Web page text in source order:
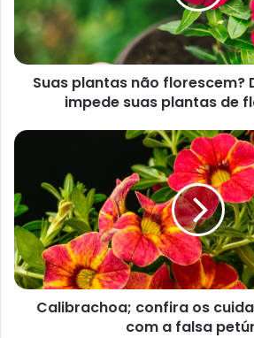
com manchas, por exemplo.
No caso específico de áreas gourmet
as varandas com maior risco de
molhadas, o cuidado precisa ser
investir em pisos antiderrapantes por
segurança. Já o material das
e outros móveis, aconselhamos tons
porque é o que mais está em alta
Suas plantas não florescem?
impede suas plantas de
Calibrachoa; confira os
com a falsa